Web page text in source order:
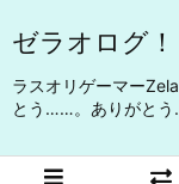
ゼラオログ！
ラスオリゲーマー
とう……。ありがとう